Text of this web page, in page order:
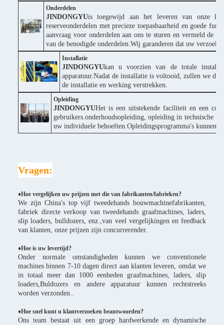
Onderdelen
JINDONGYUis toegewijd aan het leveren van onze
reserveonderdelen met precieze toepasbaarheid en goede
aanvraag voor onderdelen aan ons te sturen en vermeld de
van de benodigde onderdelen.Wij garanderen dat uw verzoek
Installatie
JINDONGYUkan u voorzien van de totale
apparatuur.Nadat de installatie is voltooid, zullen we de
de installatie en werking verstrekken.
Opleiding
JINDONGYUHet is een uitstekende faciliteit en een
gebruikers.onderhoudsopleiding, opleiding in technische
uw individuele behoeften.Opleidingsprogramma's kunnen
Vragen:
♦Hoe vergelijken uw prijzen met die van fabrikanten/fabrieken?
We zijn China's top vijf tweedehands bouwmachinefabrikanten,
fabriek directe verkoop van tweedehands graafmachines, laders,
slip loaders, bulldozers, enz.,van veel vergelijkingen en feedback
van klanten, onze prijzen zijn concurrerender.
♦Hoe is uw levertijd?
Onder normale omstandigheden kunnen we conventionele
machines binnen 7-10 dagen direct aan klanten leveren, omdat we
in totaal meer dan 1000 eenheden graafmachines, laders, slip
loaders,Buldozers en andere apparatuur kunnen rechtstreeks
worden verzonden..
♦Hoe snel kunt u klantverzoeken beantwoorden?
Ons team bestaat uit een groep hardwerkende en dynamische